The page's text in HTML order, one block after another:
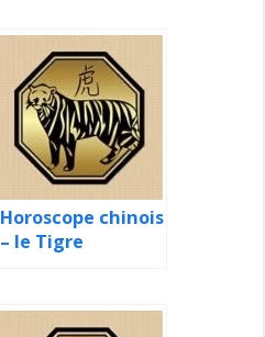
Horoscope chinois
– le Tigre